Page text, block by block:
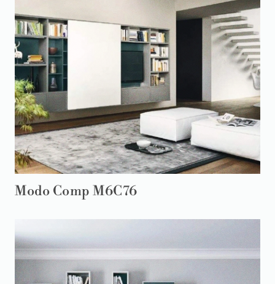
Modo Comp M6C76